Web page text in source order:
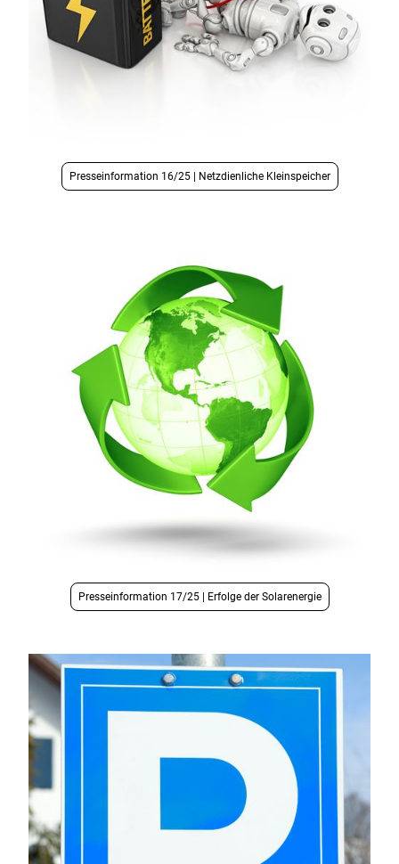
Presseinformation 16/25 | Netzdienliche Kleinspeicher
Presseinformation 17/25 | Erfolge der Solarenergie